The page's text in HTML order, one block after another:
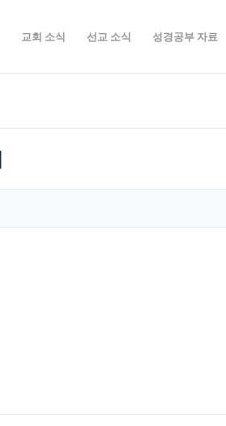
교회 소식 선교 소식 성경공부 자료